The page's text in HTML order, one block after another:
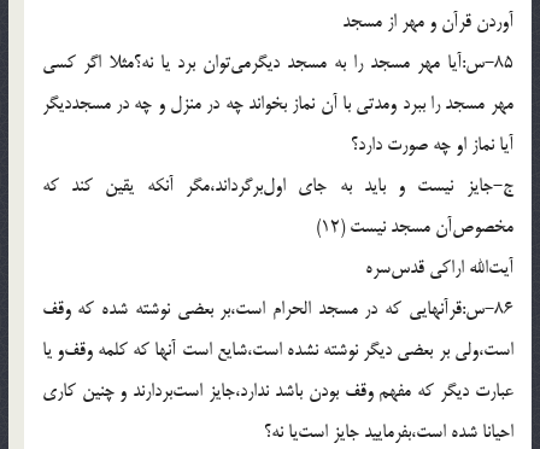
آوردن قرآن و مهر از مسجد
85-س:آيا مهر مسجد را به مسجد ديگرمى‌توان برد يا نه؟مثلا اگر كسى
مهر مسجد را ببرد ومدتى با آن نماز بخواند چه در منزل و چه در مسجدديگر
آيا نماز او چه صورت دارد؟
ج-جايز نيست و بايد به جاى اول‌برگرداند،مگر آنكه يقين كند كه
مخصوص‌آن مسجد نيست (12)
آيت‌الله اراكى قدس‌سره
86-س:قرآنهايى كه در مسجد الحرام است،بر بعضى نوشته شده كه وقف
است،ولى بر بعضى ديگر نوشته نشده است،شايع است آنها كه كلمه وقف‌و يا
عبارت ديگر كه مفهم وقف بودن باشد ندارد،جايز است‌بردارند و چنين كارى
احيانا شده است،بفرماييد جايز است‌يا نه؟